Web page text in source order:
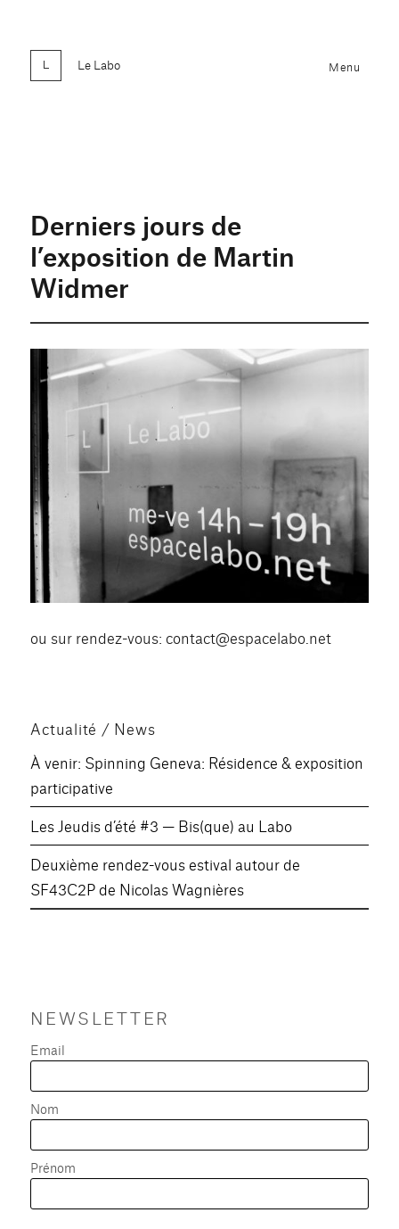
Le Labo Menu
Derniers jours de
l’exposition de Martin
Widmer
ou sur rendez-vous: contact@espacelabo.net
Actualité / News
À venir: Spinning Geneva: Résidence & exposition
participative
Les Jeudis d’été #3 — Bis(que) au Labo
Deuxième rendez-vous estival autour de
SF43C2P de Nicolas Wagnières
NEWSLETTER
Email
Nom
Prénom